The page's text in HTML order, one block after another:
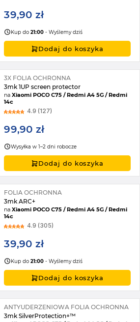
39,90 zł
Kup do21:00 - Wyślemy dziś
Dodaj do koszyka
3X FOLIA OCHRONNA
3mk 1UP screen protector
naXiaomi POCO C75 / Redmi A4 5G / Redmi
14c
4.9 (127)
99,90 zł
Wysyłka w 1–2 dni robocze
Dodaj do koszyka
FOLIA OCHRONNA
3mk ARC+
naXiaomi POCO C75 / Redmi A4 5G / Redmi
14c
4.9 (305)
39,90 zł
Kup do21:00 - Wyślemy dziś
Dodaj do koszyka
ANTYUDERZENIOWA FOLIA OCHRONNA
3mk SilverProtection+™